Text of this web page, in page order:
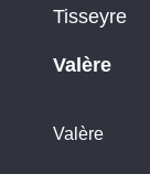
Tisseyre
Valère
Valère